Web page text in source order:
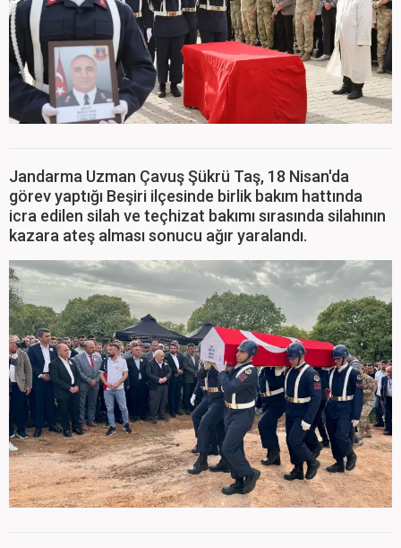
Jandarma Uzman Çavuş Şükrü Taş, 18 Nisan'da
görev yaptığı Beşiri ilçesinde birlik bakım hattında
icra edilen silah ve teçhizat bakımı sırasında silahının
kazara ateş alması sonucu ağır yaralandı.